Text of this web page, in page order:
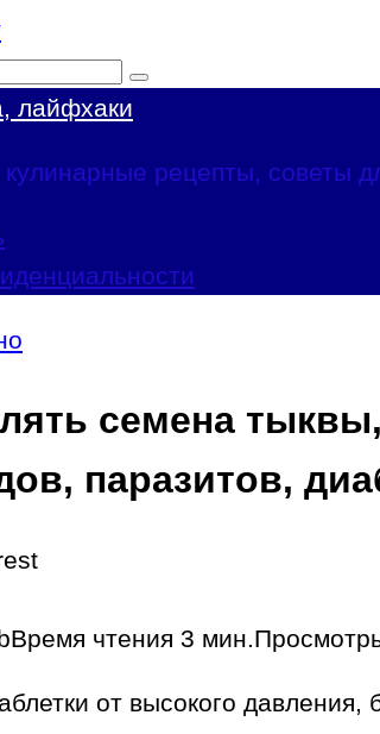
лайфхаки
рецепты, советы
семена
паразитов,
Время чтения 3 мин.
от высокого давления,